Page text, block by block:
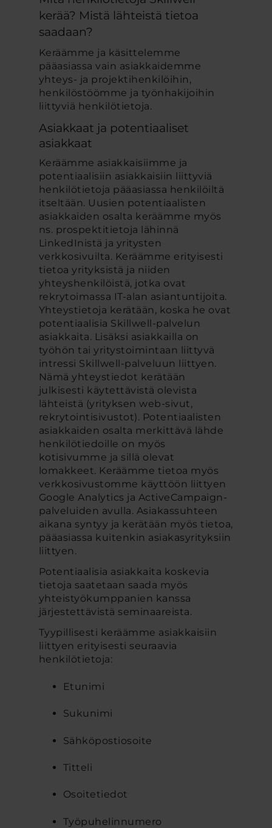
kerää? Mistä lähteistä tietoa
saadaan?
Keräämme ja käsittelemme
pääasiassa vain asiakkaidemme
yhteys- ja projektihenkilöihin,
henkilöstöömme ja työnhakijoihin
liittyviä henkilötietoja.
Asiakkaat ja potentiaaliset
asiakkaat
Keräämme asiakkaisiimme ja
potentiaalisiin asiakkaisiin liittyviä
henkilötietoja pääasiassa henkilöiltä
itseltään. Uusien potentiaalisten
asiakkaiden osalta keräämme myös
ns. prospektitietoja lähinnä
LinkedInistä ja yritysten
verkkosivuilta. Keräämme erityisesti
tietoa yrityksistä ja niiden
yhteyshenkilöistä, jotka ovat
rekrytoimassa IT-alan asiantuntijoita.
Yhteystietoja kerätään, koska he ovat
potentiaalisia Skillwell-palvelun
asiakkaita. Lisäksi asiakkailla on
työhön tai yritystoimintaan liittyvä
intressi Skillwell-palveluun liittyen.
Nämä yhteystiedot kerätään
julkisesti käytettävistä olevista
lähteistä (yrityksen web-sivut,
rekrytointisivustot). Potentiaalisten
asiakkaiden osalta merkittävä lähde
henkilötiedoille on myös
kotisivumme ja sillä olevat
lomakkeet. Keräämme tietoa myös
verkkosivustomme käyttöön liittyen
Google Analytics ja ActiveCampaign-
palveluiden avulla. Asiakassuhteen
aikana syntyy ja kerätään myös tietoa,
pääasiassa kuitenkin asiakasyrityksiin
liittyen.
Potentiaalisia asiakkaita koskevia
tietoja saatetaan saada myös
yhteistyökumppanien kanssa
järjestettävistä seminaareista.
Tyypillisesti keräämme asiakkaisiin
liittyen erityisesti seuraavia
henkilötietoja:
Etunimi
Sukunimi
Sähköpostiosoite
Titteli
Osoitetiedot
Työpuhelinnumero